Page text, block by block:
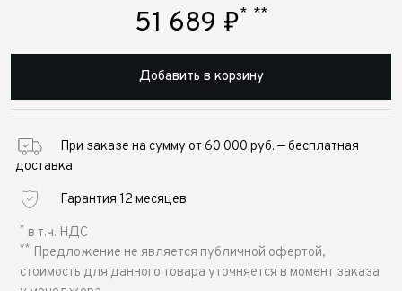
51 689 ₽* **
Добавить в корзину
При заказе на сумму от 60 000 руб. — бесплатная
доставка
Гарантия 12 месяцев
* в т.ч. НДС
** Предложение не является публичной офертой,
стоимость для данного товара уточняется в момент заказа